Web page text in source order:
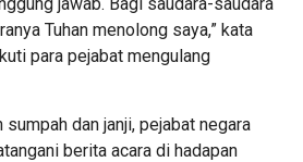
Tuhan menolong saya,” kata
para pejabat mengulang
dan janji, pejabat negara
berita acara di hadapan